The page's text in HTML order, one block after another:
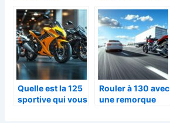
pour les grands
voyages a deux
moments
incontournables
pour les
passionnes
Quelle est la 125
sportive qui vous
Rouler à 130 avec
une remorque